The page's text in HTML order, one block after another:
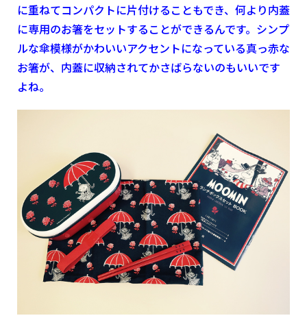
に重ねてコンパクトに片付けることもでき、何より内蓋
に専用のお箸をセットすることができるんです。シンプ
ルな傘模様がかわいいアクセントになっている真っ赤な
お箸が、内蓋に収納されてかさばらないのもいいです
よね。